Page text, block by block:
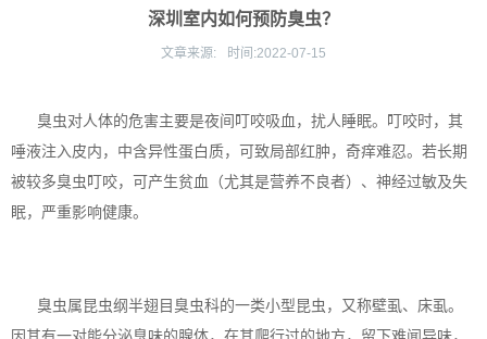
深圳室内如何预防臭虫？
文章来源: 时间:2022-07-15
臭虫对人体的危害主要是夜间叮咬吸血，扰人睡眠。叮咬时，其
唾液注入皮内，中含异性蛋白质，可致局部红肿，奇痒难忍。若长期
被较多臭虫叮咬，可产生贫血（尤其是营养不良者）、神经过敏及失
眠，严重影响健康。
臭虫属昆虫纲半翅目臭虫科的一类小型昆虫，又称壁虱、床虱。